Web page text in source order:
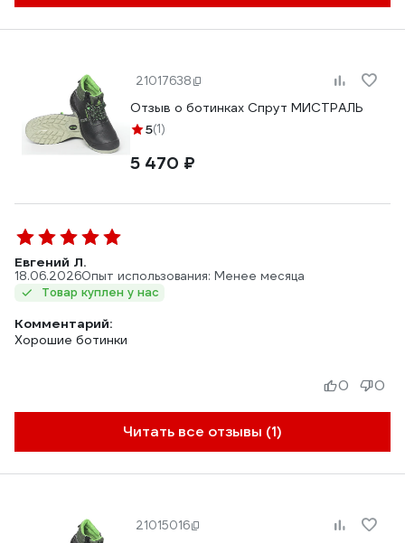
21017638
Отзыв о ботинках Спрут МИСТРАЛЬ
5(1)
5 470 ₽
Евгений Л.
18.06.2026Опыт использования: Менее месяца
Товар куплен у нас
Комментарий:
Хорошие ботинки
Читать все отзывы (1)
0 0
21015016